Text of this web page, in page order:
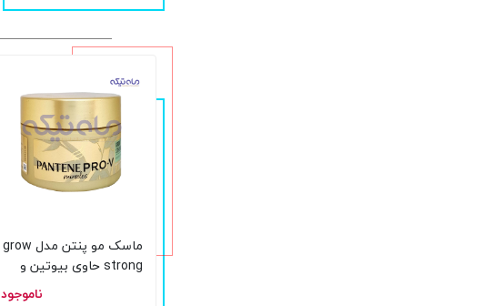
ماسک مو پنتن مدل grow
strong حاوی بیوتین و
ناموجود